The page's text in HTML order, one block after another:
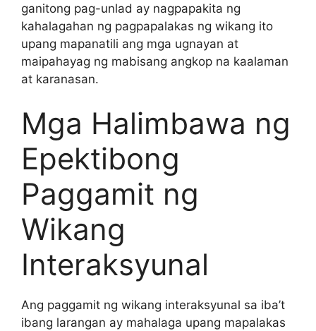
ganitong pag-unlad ay nagpapakita ng
kahalagahan ng pagpapalakas ng wikang ito
upang mapanatili ang mga ugnayan at
maipahayag ng mabisang angkop na kaalaman
at karanasan.
Mga Halimbawa ng
Epektibong
Paggamit ng
Wikang
Interaksyunal
Ang paggamit ng wikang interaksyunal sa iba’t
ibang larangan ay mahalaga upang mapalakas